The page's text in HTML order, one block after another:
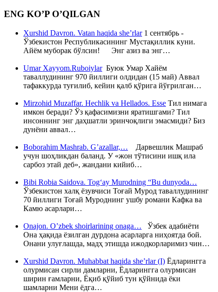
ENG KO’P O’QILGAN
Xurshid Davron. Vatan haqida she’rlar1 сентябрь -
Ўзбекистон Республикасининг Мустақиллик куни.
Айём муборак бўлсин! Энг азиз ва энг…
Umar Xayyom.RuboiylarБуюк Умар Хайём
таваллудининг 970 йиллиги олдидан (15 май) Аввал
тафаккурда туғилиб, кейин қалб қўрига йўғрилган…
Mirzohid Muzaffar. Hechlik va Hellados. Esse Тил нимага
имкон беради? Ўз қафасимизни яратишгами? Тил
инсоннинг энг даҳшатли эринчоқлиги эмасмиди? Биз
дунёни аввал…
Boborahim Mashrab. G’azallar,… Дарвешлик Машраб
учун шоҳликдан баланд. У «жон тўтисини ишқ ила
сарбоз этай деб», жандани кийиб…
Bibi Robia Saidova. Tog‘ay Murodning “Bu dunyoda…
Ўзбекистон халқ ёзувчиси Тоғай Мурод таваллудининг
70 йиллиги Тоғай Муроднинг ушбу романи Кафка ва
Камю асарлари…
Onajon. O’zbek shoirlarining onaga… Ўзбек адабиёти
Она ҳақида ёзилган дурдона асарларга ниҳоятда бой.
Онани улуғлашда, мадҳ этишда ижодкорларимиз чин…
Xurshid Davron. Muhabbat haqida she’rlar (I) Ёдларингга
олурмисан сирли дамларни, Ёдларингга олурмисан
ширин ғамларни, Ёқиб қўйиб тун қўйнида ёки
шамларни Мени ёдга…